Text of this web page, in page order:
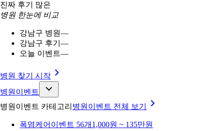
진짜 후기 많은
병원 한눈에 비교
강남구 병원—
강남구 후기 —
오늘 이벤트—
병원 찾기 시작
병원이벤트
병원이벤트 카테고리 병원이벤트 전체 보기
폭염케어 이벤트 56개 1,000원 ~ 135만원